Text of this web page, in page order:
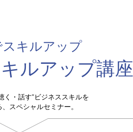
キルアップ
ルアップ講座
く・話す”ビジネススキルを
スペシャルセミナー。